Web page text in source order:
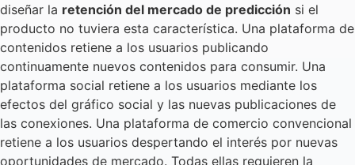
diseñar la retención del mercado de predicción si el
producto no tuviera esta característica. Una plataforma de
contenidos retiene a los usuarios publicando
continuamente nuevos contenidos para consumir. Una
plataforma social retiene a los usuarios mediante los
efectos del gráfico social y las nuevas publicaciones de
las conexiones. Una plataforma de comercio convencional
retiene a los usuarios despertando el interés por nuevas
oportunidades de mercado. Todas ellas requieren la